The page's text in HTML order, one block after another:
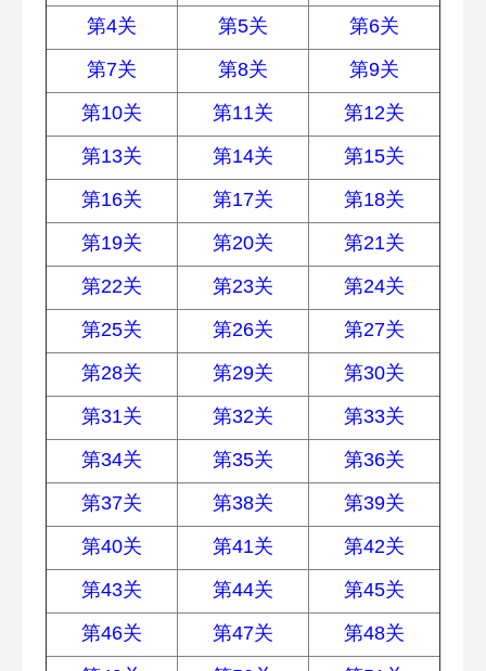
第4关
第5关
第6关
第7关
第8关
第9关
第10关
第11关
第12关
第13关
第14关
第15关
第16关
第17关
第18关
第19关
第20关
第21关
第22关
第23关
第24关
第25关
第26关
第27关
第28关
第29关
第30关
第31关
第32关
第33关
第34关
第35关
第36关
第37关
第38关
第39关
第40关
第41关
第42关
第43关
第44关
第45关
第46关
第47关
第48关